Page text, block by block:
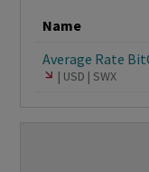
Name
Average Rate
USD SWX